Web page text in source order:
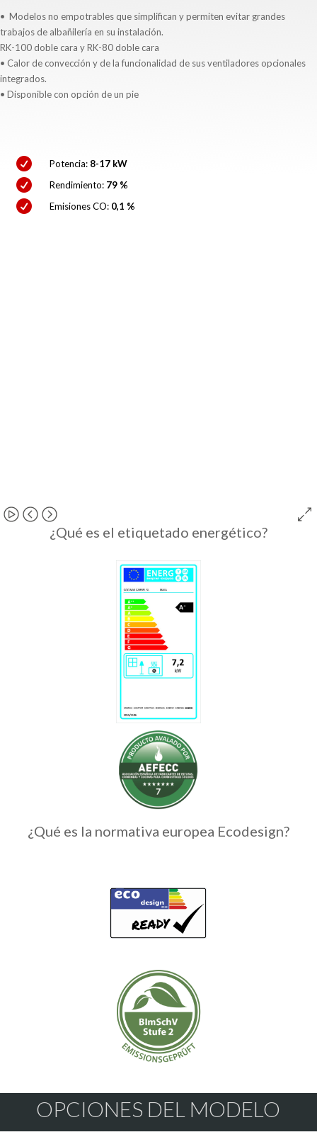
• Modelos no empotrables que simplifican y permiten evitar grandes
trabajos de albañilería en su instalación.
RK-100 doble cara y RK-80 doble cara
• Calor de convección y de la funcionalidad de sus ventiladores opcionales
integrados.
• Disponible con opción de un pie
 Potencia: 8-17 kW
 Rendimiento: 79 %
 Emisiones CO: 0,1 %
¿Qué es el etiquetado energético?
¿Qué es la normativa europea Ecodesign?
OPCIONES DEL MODELO